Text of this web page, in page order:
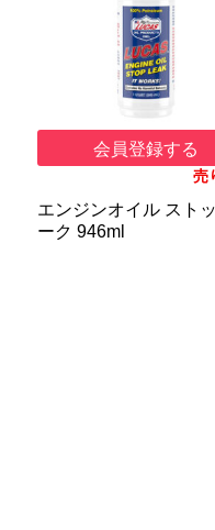
会員登録する
売
エンジンオイル スト
ーク 946ml